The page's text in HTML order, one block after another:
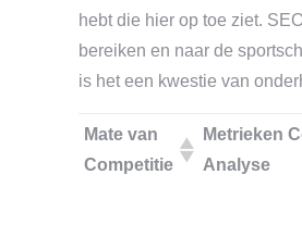
hebt die hier op toe ziet.
bereiken en naar de
is het een kwestie van
Mate van
Competitie
Metrieken
Analyse